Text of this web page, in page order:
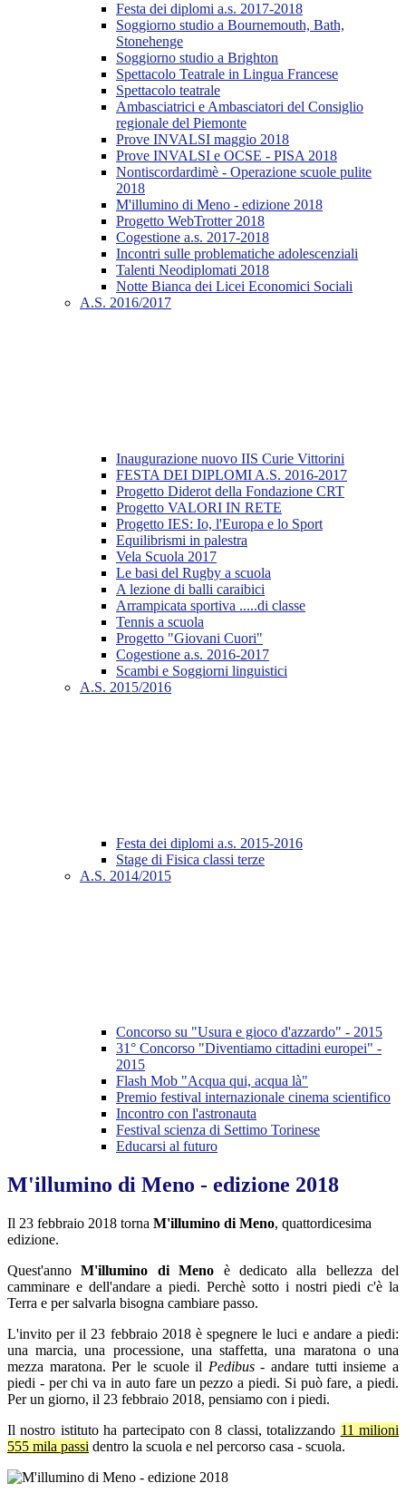
Festa dei diplomi a.s. 2017-2018
Soggiorno studio a Bournemouth, Bath,
Stonehenge
Soggiorno studio a Brighton
Spettacolo Teatrale in Lingua Francese
Spettacolo teatrale
Ambasciatrici e Ambasciatori del Consiglio
regionale del Piemonte
Prove INVALSI maggio 2018
Prove INVALSI e OCSE - PISA 2018
Nontiscordardimè - Operazione scuole pulite
2018
M'illumino di Meno - edizione 2018
Progetto WebTrotter 2018
Cogestione a.s. 2017-2018
Incontri sulle problematiche adolescenziali
Talenti Neodiplomati 2018
Notte Bianca dei Licei Economici Sociali
A.S. 2016/2017
Inaugurazione nuovo IIS Curie Vittorini
FESTA DEI DIPLOMI A.S. 2016-2017
Progetto Diderot della Fondazione CRT
Progetto VALORI IN RETE
Progetto IES: Io, l'Europa e lo Sport
Equilibrismi in palestra
Vela Scuola 2017
Le basi del Rugby a scuola
A lezione di balli caraibici
Arrampicata sportiva .....di classe
Tennis a scuola
Progetto "Giovani Cuori"
Cogestione a.s. 2016-2017
Scambi e Soggiorni linguistici
A.S. 2015/2016
Festa dei diplomi a.s. 2015-2016
Stage di Fisica classi terze
A.S. 2014/2015
Concorso su "Usura e gioco d'azzardo" - 2015
31° Concorso "Diventiamo cittadini europei" -
2015
Flash Mob "Acqua qui, acqua là"
Premio festival internazionale cinema scientifico
Incontro con l'astronauta
Festival scienza di Settimo Torinese
Educarsi al futuro
M'illumino di Meno - edizione 2018
Il 23 febbraio 2018 torna M'illumino di Meno, quattordicesima
edizione.
Quest'annoM'illumino di Meno è dedicato alla bellezza del
camminare e dell'andare a piedi. Perchè sotto i nostri piedi c'è la
Terra e per salvarla bisogna cambiare passo.
L'invito per il 23 febbraio 2018 è spegnere le luci e andare a piedi:
una marcia, una processione, una staffetta, una maratona o una
mezza maratona. Per le scuole il Pedibus- andare tutti insieme a
piedi - per chi va in auto fare un pezzo a piedi. Si può fare, a piedi.
Per un giorno, il 23 febbraio 2018, pensiamo con i piedi.
Il nostro istituto ha partecipato con 8 classi, totalizzando 11 milioni
555 mila passi dentro la scuola e nel percorso casa - scuola.